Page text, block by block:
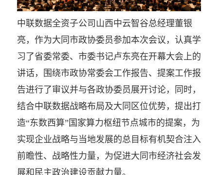
中联数据全资子公司山西中云智谷总经理董银
亮，作为大同市政协委员参加本次会议，认真学
习了省委常委、市委书记卢东亮在开幕大会上的
讲话，围绕市政协常委会工作报告、提案工作报
告进行了审议并与各政协委员展开讨论，同时，
结合中联数据战略布局及大同区位优势，提出打
造“东数西算”国家算力枢纽节点城市的提案，为
实现企业战略与当地发展的总目标有机契合注入
前瞻性、战略性力量，为促进大同市经济社会发
展和民主政治建设贡献力量。